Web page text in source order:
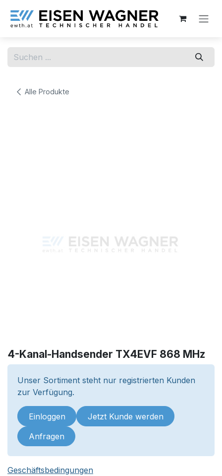
Alle Produkte
4-Kanal-Handsender TX4EVF 868 MHz
Unser Sortiment steht nur registrierten Kunden
zur Verfügung.
Einloggen Jetzt Kunde werden
Anfragen
Geschäftsbedingungen